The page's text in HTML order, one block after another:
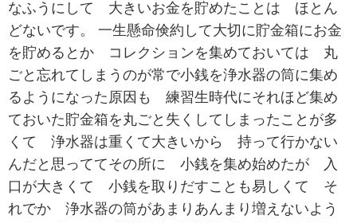
なふうにして 大きいお金を貯めたことは ほとん
どないです。 一生懸命倹約して大切に貯金箱にお金
を貯めるとか コレクションを集めておいては 丸
ごと忘れてしまうのが常で小銭を浄水器の筒に集め
るようになった原因も 練習生時代にそれほど集め
ておいた貯金箱を丸ごと失くしてしまったことが多
くて 浄水器は重くて大きいから 持って行かない
んだと思っててその所に 小銭を集め始めたが 入
口が大きくて 小銭を取りだすことも易しくて そ
れでか 浄水器の筒があまりあんまり増えないよう